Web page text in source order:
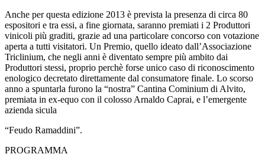
Anche per questa edizione 2013 è prevista la presenza di circa 80
espositori e tra essi, a fine giornata, saranno premiati i 2 Produttori
vinicoli più graditi, grazie ad una particolare concorso con votazione
aperta a tutti visitatori. Un Premio, quello ideato dall’Associazione
Triclinium, che negli anni è diventato sempre più ambito dai
Produttori stessi, proprio perchè forse unico caso di riconoscimento
enologico decretato direttamente dal consumatore finale. Lo scorso
anno a spuntarla furono la “nostra” Cantina Cominium di Alvito,
premiata in ex-equo con il colosso Arnaldo Caprai, e l’emergente
azienda sicula
“Feudo Ramaddini”.
PROGRAMMA